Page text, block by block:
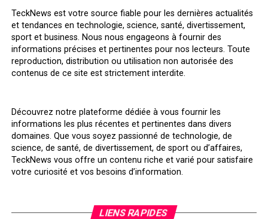
TeckNews est votre source fiable pour les dernières actualités
et tendances en technologie, science, santé, divertissement,
sport et business. Nous nous engageons à fournir des
informations précises et pertinentes pour nos lecteurs. Toute
reproduction, distribution ou utilisation non autorisée des
contenus de ce site est strictement interdite.
Découvrez notre plateforme dédiée à vous fournir les
informations les plus récentes et pertinentes dans divers
domaines. Que vous soyez passionné de technologie, de
science, de santé, de divertissement, de sport ou d’affaires,
TeckNews vous offre un contenu riche et varié pour satisfaire
votre curiosité et vos besoins d’information.
LIENS RAPIDES